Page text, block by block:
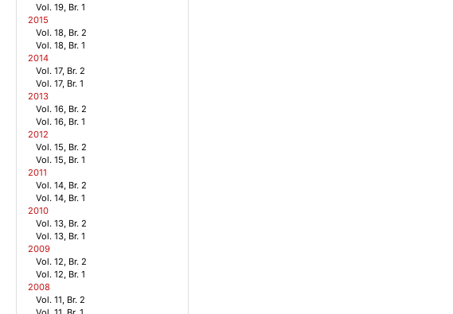
Vol. 19, Br. 1
2015
Vol. 18, Br. 2
Vol. 18, Br. 1
2014
Vol. 17, Br. 2
Vol. 17, Br. 1
2013
Vol. 16, Br. 2
Vol. 16, Br. 1
2012
Vol. 15, Br. 2
Vol. 15, Br. 1
2011
Vol. 14, Br. 2
Vol. 14, Br. 1
2010
Vol. 13, Br. 2
Vol. 13, Br. 1
2009
Vol. 12, Br. 2
Vol. 12, Br. 1
2008
Vol. 11, Br. 2